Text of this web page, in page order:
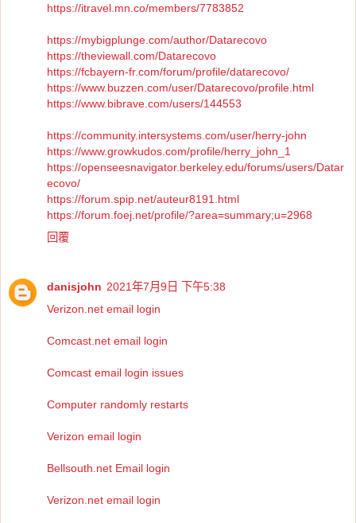
https://itravel.mn.co/members/7783852
https://mybigplunge.com/author/Datarecovo
https://theviewall.com/Datarecovo
https://fcbayern-fr.com/forum/profile/datarecovo/
https://www.buzzen.com/user/Datarecovo/profile.html
https://www.bibrave.com/users/144553
https://community.intersystems.com/user/herry-john
https://www.growkudos.com/profile/herry_john_1
https://openseesnavigator.berkeley.edu/forums/users/Datar
ecovo/
https://forum.spip.net/auteur8191.html
https://forum.foej.net/profile/?area=summary;u=2968
回覆
danisjohn 2021年7月9日 下午5:38
Verizon.net email login
Comcast.net email login
Comcast email login issues
Computer randomly restarts
Verizon email login
Bellsouth.net Email login
Verizon.net email login